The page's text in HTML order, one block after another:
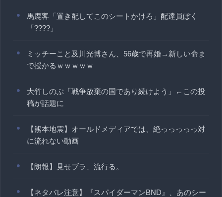
馬鹿客「置き配してこのシートかけろ」配達員ぼく
「????」
ミッチーこと及川光博さん、56歳で再婚→新しい命ま
で授かるｗｗｗｗｗ
大竹しのぶ「戦争放棄の国であり続けよう」←この投
稿が話題に
【熊本地震】オールドメディアでは、絶っっっっっ対
に流れない動画
【朗報】見せブラ、流行る。
【ネタバレ注意】『スパイダーマンBND』、あのシー